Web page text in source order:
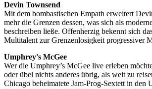
Devin Townsend
Mit dem bombastischen Empath erweitert
mehr die Grenzen dessen, was sich als
beschreiben ließe. Offenherzig bekennt sich
Multitalent zur Grenzenlosigkeit progressiver
Umphrey's McGee
Wer die Umphrey’s McGee live erleben
oder übel nichts anderes übrig, als weit zu
Chicago beheimatete Jam-Prog-Sextett in den